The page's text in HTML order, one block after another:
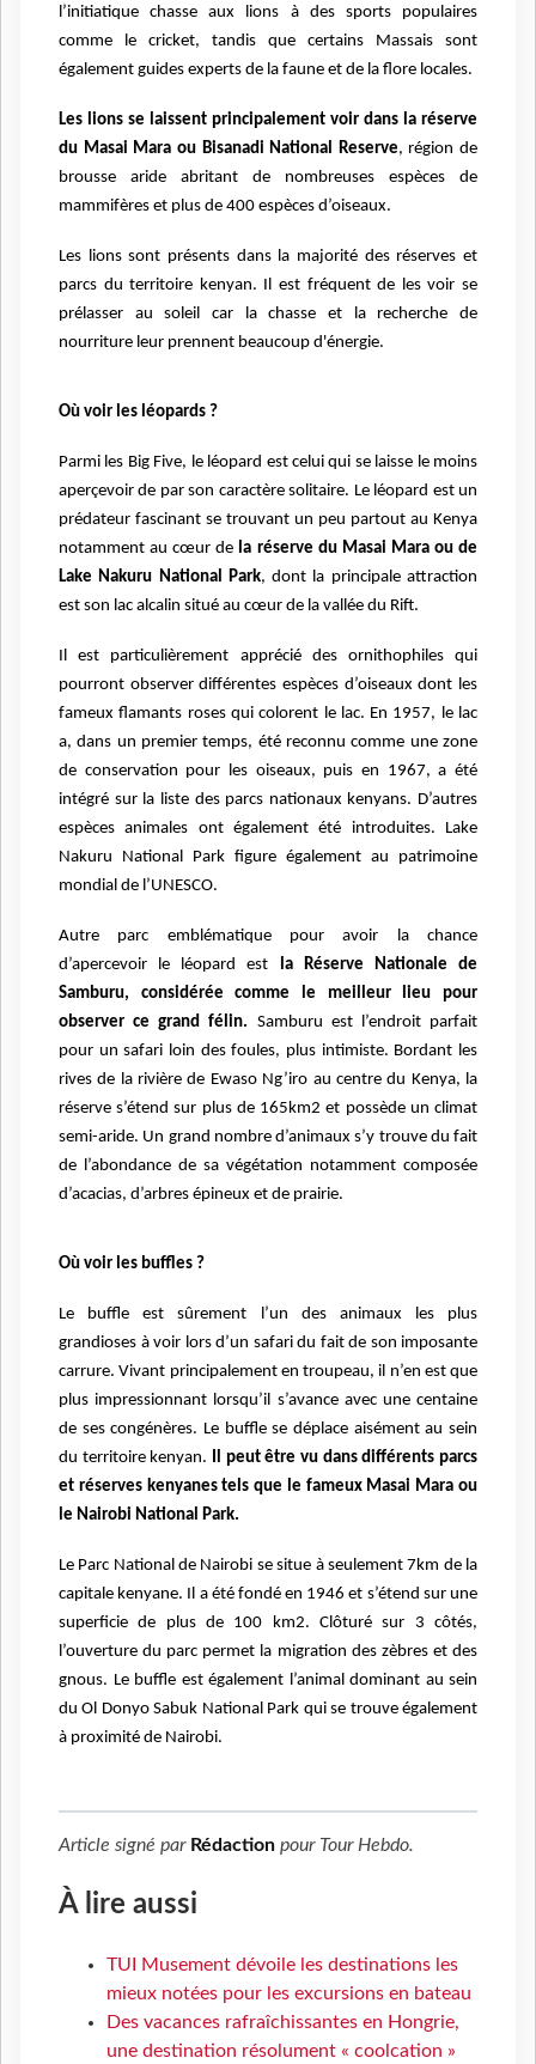
l’initiatique chasse aux lions à des sports populaires
comme le cricket, tandis que certains Massais sont
également guides experts de la faune et de la flore locales.
Les lions se laissent principalement voir dans la réserve
du Masai Mara ou Bisanadi National Reserve, région de
brousse aride abritant de nombreuses espèces de
mammifères et plus de 400 espèces d’oiseaux.
Les lions sont présents dans la majorité des réserves et
parcs du territoire kenyan. Il est fréquent de les voir se
prélasser au soleil car la chasse et la recherche de
nourriture leur prennent beaucoup d'énergie.
Où voir les léopards ?
Parmi les Big Five, le léopard est celui qui se laisse le moins
aperçevoir de par son caractère solitaire. Le léopard est un
prédateur fascinant se trouvant un peu partout au Kenya
notamment au cœur de la réserve du Masai Mara ou de
Lake Nakuru National Park, dont la principale attraction
est son lac alcalin situé au cœur de la vallée du Rift.
Il est particulièrement apprécié des ornithophiles qui
pourront observer différentes espèces d’oiseaux dont les
fameux flamants roses qui colorent le lac. En 1957, le lac
a, dans un premier temps, été reconnu comme une zone
de conservation pour les oiseaux, puis en 1967, a été
intégré sur la liste des parcs nationaux kenyans. D’autres
espèces animales ont également été introduites. Lake
Nakuru National Park figure également au patrimoine
mondial de l’UNESCO.
Autre parc emblématique pour avoir la chance
d’apercevoir le léopard est la Réserve Nationale de
Samburu, considérée comme le meilleur lieu pour
observer ce grand félin. Samburu est l’endroit parfait
pour un safari loin des foules, plus intimiste. Bordant les
rives de la rivière de Ewaso Ng’iro au centre du Kenya, la
réserve s’étend sur plus de 165km2 et possède un climat
semi-aride. Un grand nombre d’animaux s’y trouve du fait
de l’abondance de sa végétation notamment composée
d’acacias, d’arbres épineux et de prairie.
Où voir les buffles ?
Le buffle est sûrement l’un des animaux les plus
grandioses à voir lors d’un safari du fait de son imposante
carrure. Vivant principalement en troupeau, il n’en est que
plus impressionnant lorsqu’il s’avance avec une centaine
de ses congénères. Le buffle se déplace aisément au sein
du territoire kenyan. Il peut être vu dans différents parcs
et réserves kenyanes tels que le fameux Masai Mara ou
le Nairobi National Park.
Le Parc National de Nairobi se situe à seulement 7km de la
capitale kenyane. Il a été fondé en 1946 et s’étend sur une
superficie de plus de 100 km2. Clôturé sur 3 côtés,
l’ouverture du parc permet la migration des zèbres et des
gnous. Le buffle est également l’animal dominant au sein
du Ol Donyo Sabuk National Park qui se trouve également
à proximité de Nairobi.
Article signé par Rédaction pour Tour Hebdo.
À lire aussi
TUI Musement dévoile les destinations les
mieux notées pour les excursions en bateau
Des vacances rafraîchissantes en Hongrie,
une destination résolument « coolcation »